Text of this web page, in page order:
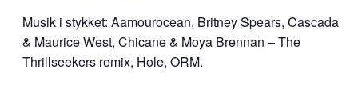
Musik i stykket: Aamourocean, Britney Spears, Cascada
& Maurice West, Chicane & Moya Brennan – The
Thrillseekers remix, Hole, ORM.